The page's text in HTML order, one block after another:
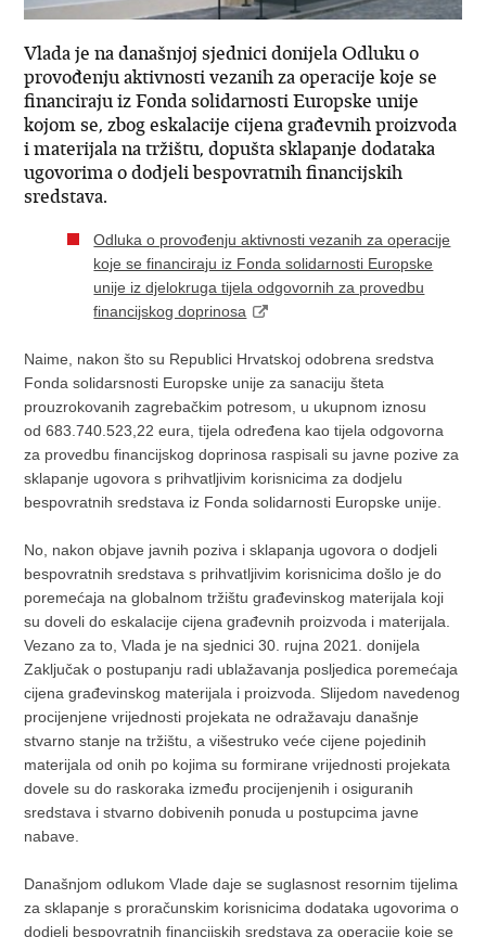
Vlada je na današnjoj sjednici donijela Odluku o
provođenju aktivnosti vezanih za operacije koje se
financiraju iz Fonda solidarnosti Europske unije
kojom se, zbog eskalacije cijena građevnih proizvoda
i materijala na tržištu, dopušta sklapanje dodataka
ugovorima o dodjeli bespovratnih financijskih
sredstava.
Odluka o provođenju aktivnosti vezanih za operacije
koje se financiraju iz Fonda solidarnosti Europske
unije iz djelokruga tijela odgovornih za provedbu
financijskog doprinosa
Naime, nakon što su Republici Hrvatskoj odobrena sredstva
Fonda solidarsnosti Europske unije za sanaciju šteta
prouzrokovanih zagrebačkim potresom, u ukupnom iznosu
od 683.740.523,22 eura, tijela određena kao tijela odgovorna
za provedbu financijskog doprinosa raspisali su javne pozive za
sklapanje ugovora s prihvatljivim korisnicima za dodjelu
bespovratnih sredstava iz Fonda solidarnosti Europske unije.
No, nakon objave javnih poziva i sklapanja ugovora o dodjeli
bespovratnih sredstava s prihvatljivim korisnicima došlo je do
poremećaja na globalnom tržištu građevinskog materijala koji
su doveli do eskalacije cijena građevnih proizvoda i materijala.
Vezano za to, Vlada je na sjednici 30. rujna 2021. donijela
Zaključak o postupanju radi ublažavanja posljedica poremećaja
cijena građevinskog materijala i proizvoda. Slijedom navedenog
procijenjene vrijednosti projekata ne odražavaju današnje
stvarno stanje na tržištu, a višestruko veće cijene pojedinih
materijala od onih po kojima su formirane vrijednosti projekata
dovele su do raskoraka između procijenjenih i osiguranih
sredstava i stvarno dobivenih ponuda u postupcima javne
nabave.
Današnjom odlukom Vlade daje se suglasnost resornim tijelima
za sklapanje s proračunskim korisnicima dodataka ugovorima o
dodjeli bespovratnih financijskih sredstava za operacije koje se